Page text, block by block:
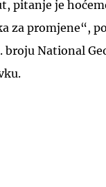
pitanje je
za promjene“,
broju National